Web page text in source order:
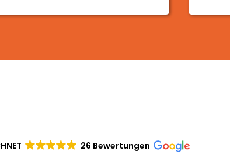
26 Bewertungen